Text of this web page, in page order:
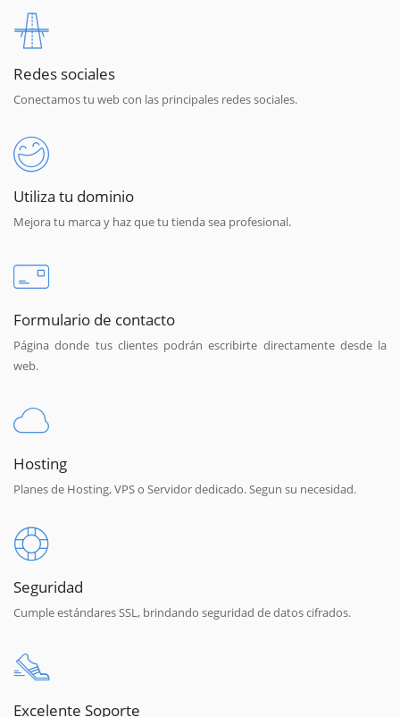
Redes sociales
Conectamos tu web con las principales redes sociales.
Utiliza tu dominio
Mejora tu marca y haz que tu tienda sea profesional.
Formulario de contacto
Página donde tus clientes podrán escribirte directamente desde la
web.
Hosting
Planes de Hosting, VPS o Servidor dedicado. Segun su necesidad.
Seguridad
Cumple estándares SSL, brindando seguridad de datos cifrados.
Excelente Soporte